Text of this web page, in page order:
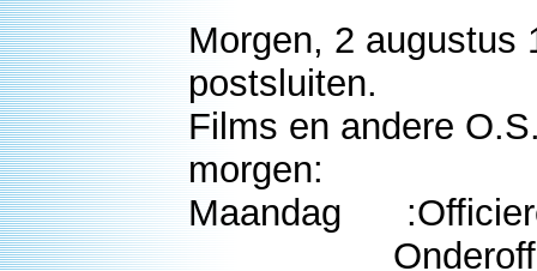
Morgen, 2
postsluiten.
Films en andere
morgen:
Maandag